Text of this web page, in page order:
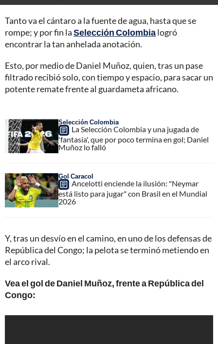
Tanto va el cántaro a la fuente de agua, hasta que se
rompe; y por fin laSelección Colombialogró
encontrar la tan anhelada anotación.
Esto, por medio de Daniel Muñoz, quien, tras un pase
filtrado recibió solo, con tiempo y espacio, para sacar un
potente remate frente al guardameta africano.
Selección Colombia
La Selección Colombia y una jugada de
'fantasía', que por poco termina en gol; Daniel
Muñoz lo falló
Gol Caracol
Ancelotti enciende la ilusión: "Neymar
está listo para jugar" con Brasil en el Mundial
2026
Y, tras un desvío en el camino, en uno de los defensas de
República del Congo; la pelota se terminó metiendo en
el arco rival.
Vea el gol de Daniel Muñoz, frente a República del
Congo: